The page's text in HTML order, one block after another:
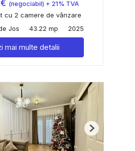
(negociabil) + 21% TVA
cu 2 camere de vânzare
Jos
43.22 mp 2025
mai multe detalii
Next